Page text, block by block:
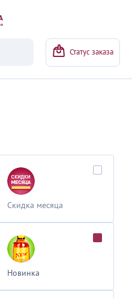
Статус заказа
Скидка месяца
Новинка